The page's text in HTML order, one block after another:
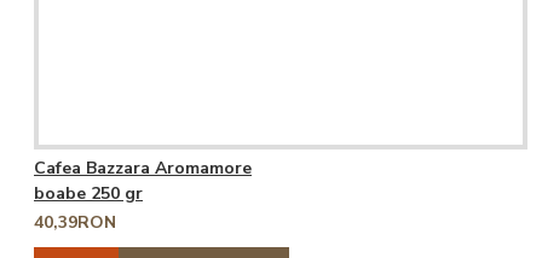
Cafea Bazzara Aromamore
boabe 250 gr
40,39RON